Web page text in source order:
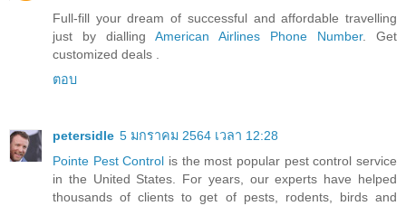
Full-fill your dream of successful and affordable travelling
just by dialling American Airlines Phone Number. Get
customized deals .
ตอบ
petersidle 5 มกราคม 2564 เวลา 12:28
Pointe Pest Control is the most popular pest control service
in the United States. For years, our experts have helped
thousands of clients to get of pests, rodents, birds and